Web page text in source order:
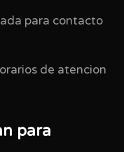
para contacto
de atencion
para